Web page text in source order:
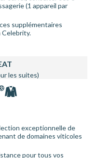
(1 appareil par
supplémentaires
Celebrity.
les suites)
exceptionnelle de
de domaines viticoles
pour tous vos